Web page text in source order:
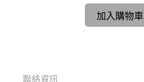
加入購物車
聯絡資訊